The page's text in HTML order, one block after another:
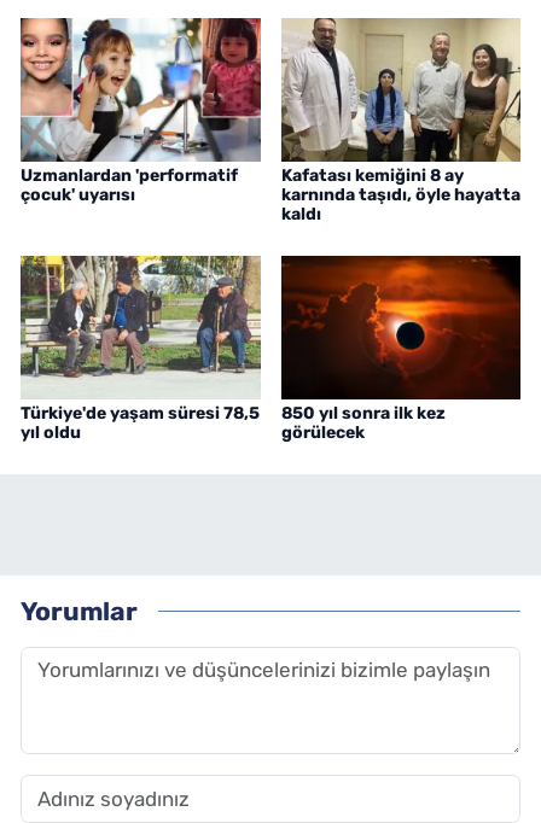
Uzmanlardan 'performatif
çocuk' uyarısı
Kafatası kemiğini 8 ay
karnında taşıdı, öyle hayatta
kaldı
Türkiye'de yaşam süresi 78,5
yıl oldu
850 yıl sonra ilk kez
görülecek
Yorumlar